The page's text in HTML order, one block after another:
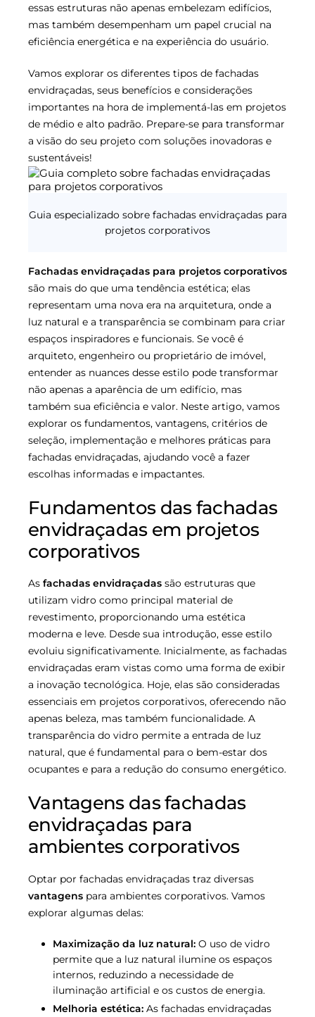
essas estruturas não apenas embelezam edifícios,
mas também desempenham um papel crucial na
eficiência energética e na experiência do usuário.
Vamos explorar os diferentes tipos de fachadas
envidraçadas, seus benefícios e considerações
importantes na hora de implementá-las em projetos
de médio e alto padrão. Prepare-se para transformar
a visão do seu projeto com soluções inovadoras e
sustentáveis!
Guia especializado sobre fachadas envidraçadas para
projetos corporativos
Fachadas envidraçadas para projetos corporativos
são mais do que uma tendência estética; elas
representam uma nova era na arquitetura, onde a
luz natural e a transparência se combinam para criar
espaços inspiradores e funcionais. Se você é
arquiteto, engenheiro ou proprietário de imóvel,
entender as nuances desse estilo pode transformar
não apenas a aparência de um edifício, mas
também sua eficiência e valor. Neste artigo, vamos
explorar os fundamentos, vantagens, critérios de
seleção, implementação e melhores práticas para
fachadas envidraçadas, ajudando você a fazer
escolhas informadas e impactantes.
Fundamentos das fachadas
envidraçadas em projetos
corporativos
As fachadas envidraçadas são estruturas que
utilizam vidro como principal material de
revestimento, proporcionando uma estética
moderna e leve. Desde sua introdução, esse estilo
evoluiu significativamente. Inicialmente, as fachadas
envidraçadas eram vistas como uma forma de exibir
a inovação tecnológica. Hoje, elas são consideradas
essenciais em projetos corporativos, oferecendo não
apenas beleza, mas também funcionalidade. A
transparência do vidro permite a entrada de luz
natural, que é fundamental para o bem-estar dos
ocupantes e para a redução do consumo energético.
Vantagens das fachadas
envidraçadas para
ambientes corporativos
Optar por fachadas envidraçadas traz diversas
vantagens para ambientes corporativos. Vamos
explorar algumas delas:
Maximização da luz natural: O uso de vidro
permite que a luz natural ilumine os espaços
internos, reduzindo a necessidade de
iluminação artificial e os custos de energia.
Melhoria estética: As fachadas envidraçadas